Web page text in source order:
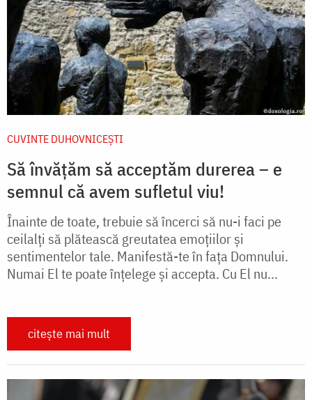
CUVINTE DUHOVNICEȘTI
Să învățăm să acceptăm durerea – e
semnul că avem sufletul viu!
Înainte de toate, trebuie să încerci să nu-i faci pe
ceilalți să plătească greutatea emoțiilor și
sentimentelor tale. Manifestă-te în fața Domnului.
Numai El te poate înțelege și accepta. Cu El nu...
citește mai mult